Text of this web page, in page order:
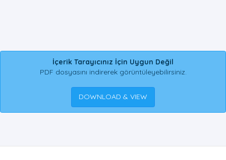
İçerik Tarayıcınız İçin Uygun Değil
PDF dosyasını indirerek görüntüleyebilirsiniz.
DOWNLOAD & VIEW